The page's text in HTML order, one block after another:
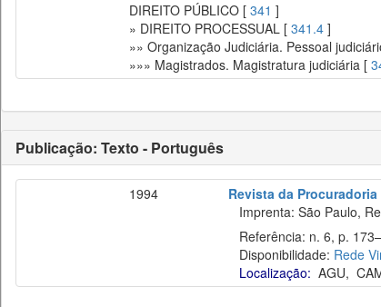
DIREITO PÚBLICO [ 341 ]
» DIREITO PROCESSUAL [ 341.4 ]
»» Organização Judiciária. Pessoal
»»» Magistrados. Magistratura judiciária [
Publicação: Texto - Português
1994
Revista da
Imprenta: São Paulo,
Referência: n. 6, p.
Disponibilidade: Rede
Localização: AGU,